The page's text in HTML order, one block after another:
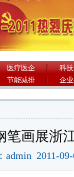
医疗医企
科
节能减排 企
笔画展浙
admin 2011-